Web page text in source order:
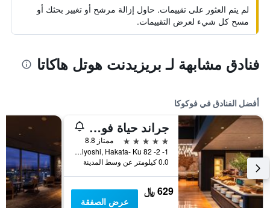
لم يتم العثور على تقييمات. حاول إزالة مرشح أو تغيير بحثك أو
مسح كل شيء لعرض التقييمات.
فنادق مشابهة لـ بريزيدنت هوتل هاكاتا
أفضل الفنادق في فوكوكا
جراند حياة فوكوكا
5 نجوم
ممتاز 8.8
1- 2- 82 Sumiyoshi, Hakata- Ku, فوكوكا, اليابان
0.0 كيلومتر عن وسط المدينة
629 ﷼
عرض الصفقة